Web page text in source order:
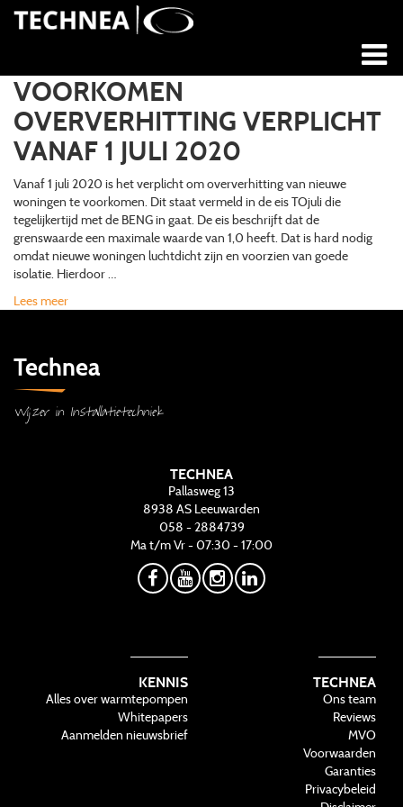
VOORKOMEN
OVERVERHITTING VERPLICHT
VANAF 1 JULI 2020
Vanaf 1 juli 2020 is het verplicht om oververhitting van nieuwe
woningen te voorkomen. Dit staat vermeld in de eis TOjuli die
tegelijkertijd met de BENG in gaat. De eis beschrijft dat de
grenswaarde een maximale waarde van 1,0 heeft. Dat is hard nodig
omdat nieuwe woningen luchtdicht zijn en voorzien van goede
isolatie. Hierdoor …
Lees meer
Technea
Wijzer in Installatietechniek
TECHNEA
Pallasweg 13
8938 AS Leeuwarden
058 - 2884739
Ma t/m Vr - 07:30 - 17:00
KENNIS
Alles over warmtepompen
Whitepapers
Aanmelden nieuwsbrief
TECHNEA
Ons team
Reviews
MVO
Voorwaarden
Garanties
Privacybeleid